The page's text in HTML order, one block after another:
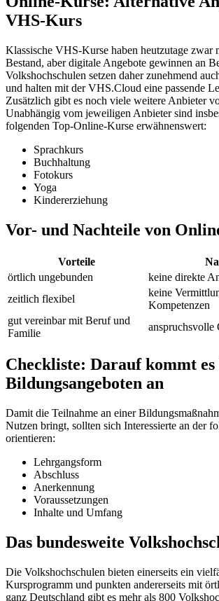
VHS-Kurs
Klassische VHS-Kurse haben heutzutage zwar
Bestand, aber digitale Angebote gewinnen an
Volkshochschulen setzen daher zunehmend
und halten mit der VHS.Cloud eine passende
Zusätzlich gibt es noch viele weitere Anbieter
Unabhängig vom jeweiligen Anbieter sind
folgenden Top-Online-Kurse erwähnenswert:
Sprachkurs
Buchhaltung
Fotokurs
Yoga
Kindererziehung
Vor- und Nachteile von
Vorteile
örtlich ungebunden
keine direkte
zeitlich flexibel
keine
Kompetenzen
gut vereinbar mit Beruf und
Familie
anspruchsvolle
Checkliste: Darauf kommt es
Bildungsangeboten an
Damit die Teilnahme an einer
Nutzen bringt, sollten sich Interessierte an der
orientieren:
Lehrgangsform
Abschluss
Anerkennung
Voraussetzungen
Inhalte und Umfang
Das bundesweite
Die Volkshochschulen bieten einerseits ein
Kursprogramm und punkten andererseits mit
ganz Deutschland gibt es mehr als 800